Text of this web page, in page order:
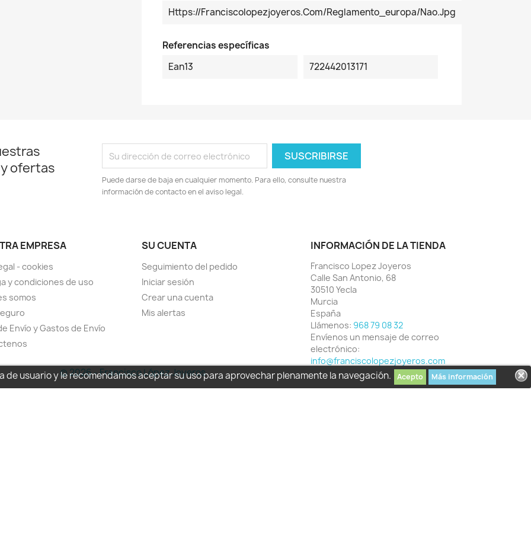
usuario y le recomendamos aceptar su uso para aprovechar plenamente la navegación. Acepto Más información
Https://franciscolopezjoyeros.com/reglamento_europa/Nao.jpg
Referencias específicas
Ean13
722442013171
ofertas
Puede darse de baja en cualquier momento. Para ello, consulte nuestra
información de contacto en el aviso legal.
EMPRESA
- cookies
y condiciones de uso
somos
Envío y Gastos de Envío
SU CUENTA
Seguimiento del pedido
Iniciar sesión
Crear una cuenta
Mis alertas
INFORMACIÓN DE LA TIENDA
Francisco Lopez Joyeros
Calle San Antonio, 68
30510 Yecla
Murcia
España
Llámenos: 968 79 08 32
Envíenos un mensaje de correo
electrónico:
info@franciscolopezjoyeros.com
© 2026 - Francisco López Joyeros